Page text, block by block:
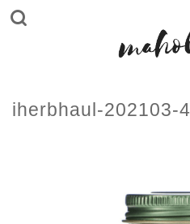
iherbhaul-202103-4